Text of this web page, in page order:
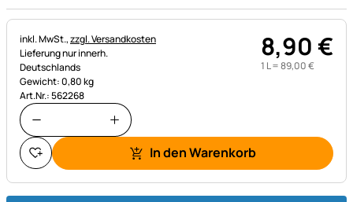
Steuerhinweis:
inkl. MwSt.,zzgl. Versandkosten
Lieferung nur innerh.
Deutschlands
Gewicht: 0,80 kg
Art.Nr.: 562268
8,90€
1 L =89,00€
In den Warenkorb